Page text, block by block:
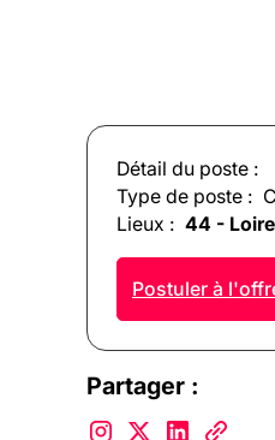
Détail du poste :
Type de poste :
Lieux : 44 -
Postuler à
Partager :